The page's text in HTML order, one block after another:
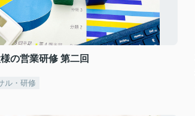
の営業研修 第二回
ル・研修